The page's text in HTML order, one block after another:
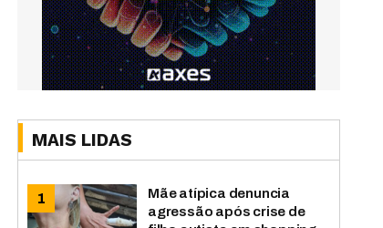
MAIS LIDAS
Mãe atípica denuncia
agressão após crise de